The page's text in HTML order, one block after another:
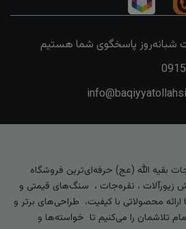
بقیه الله (عج) حرفه‌ای‌ترین فروشگاه
زیورآلات ، نقره‌جات ، سنگ‌های قیمتی و
ارائه محصولاتی با کیفیت، طراحی‌های برتر و
تلاشمان را می‌کنیم تا خواسته‌ها و